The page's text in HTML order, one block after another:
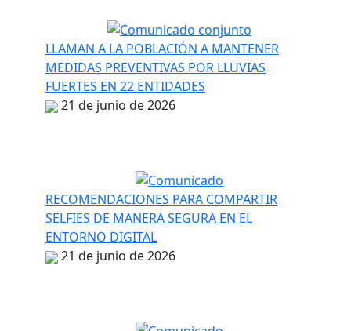
LLAMAN A LA POBLACIÓN A MANTENER
MEDIDAS PREVENTIVAS POR LLUVIAS
FUERTES EN 22 ENTIDADES
21 de junio de 2026
RECOMENDACIONES PARA COMPARTIR
SELFIES DE MANERA SEGURA EN EL
ENTORNO DIGITAL
21 de junio de 2026